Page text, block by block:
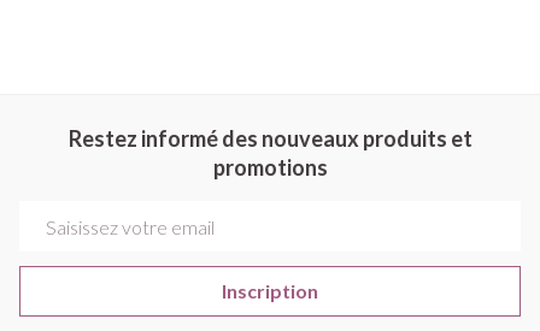
Restez informé des nouveaux produits et
promotions
Inscription